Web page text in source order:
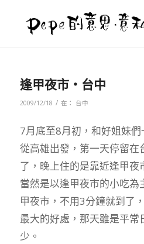
逢甲夜市‧台中
2009/12/18 / 在： 台中
7月底至8月初，和好姐妹們
從高雄出發，第一天停留在
了，晚上住的是靠近逢甲夜
當然是以逢甲夜市的小吃為
甲夜市，不用3分鐘就到了
最大的好處，那天雖是平常
少。